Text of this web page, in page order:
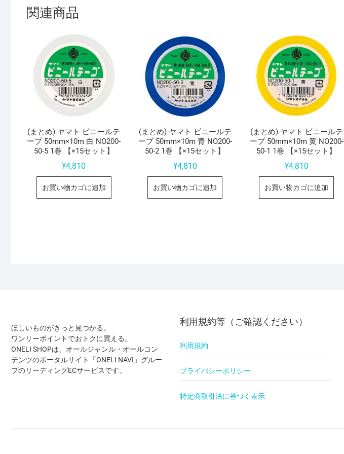
関連商品
(まとめ) ヤマト ビニールテ
ープ 50mm×10m 白 NO200-
50-5 1巻 【×15セット】
¥4,810
お買い物カゴに追加
(まとめ) ヤマト ビニールテ
ープ 50mm×10m 青 NO200-
50-2 1巻 【×15セット】
¥4,810
お買い物カゴに追加
(まとめ) ヤマト ビニールテ
ープ 50mm×10m 黄 NO200-
50-1 1巻 【×15セット】
¥4,810
お買い物カゴに追加
ほしいものがきっと見つかる。
ワンリーポイントでおトクに買える。
ONELI SHOPは、オールジャンル・オールコン
テンツのポータルサイト「ONELI NAVI」グルー
プのリーディングECサービスです。
利用規約等（ご確認ください）
利用規約
プライバシーポリシー
特定商取引法に基づく表示